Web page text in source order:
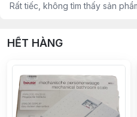
Rất tiếc, không tìm thấy sản
HẾT HÀNG